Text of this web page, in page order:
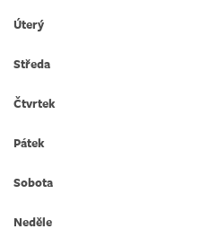
Úterý
Středa
Čtvrtek
Pátek
Sobota
Neděle